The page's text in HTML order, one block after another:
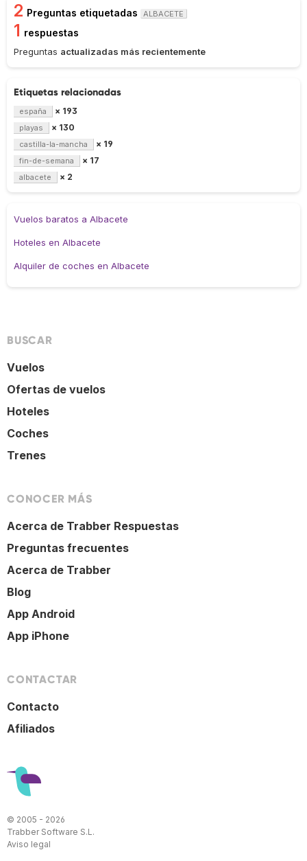
2 Preguntas etiquetadas ALBACETE
1 respuestas
Preguntas actualizadas más recientemente
Etiquetas relacionadas
españa × 193
playas × 130
castilla-la-mancha × 19
fin-de-semana × 17
albacete × 2
Vuelos baratos a Albacete
Hoteles en Albacete
Alquiler de coches en Albacete
BUSCAR
Vuelos
Ofertas de vuelos
Hoteles
Coches
Trenes
CONOCER MÁS
Acerca de Trabber Respuestas
Preguntas frecuentes
Acerca de Trabber
Blog
App Android
App iPhone
CONTACTAR
Contacto
Afiliados
© 2005 - 2026
Trabber Software S.L.
Aviso legal